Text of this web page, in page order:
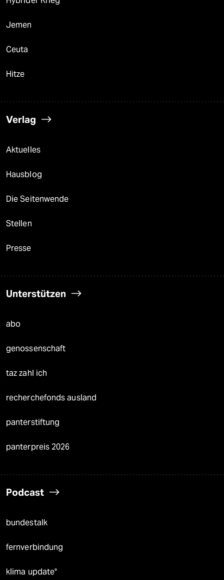
Jemen
Ceuta
Hitze
Verlag
Aktuelles
Hausblog
Die Seitenwende
Stellen
Presse
Unterstützen
abo
genossenschaft
taz zahl ich
recherchefonds ausland
panterstiftung
panterpreis 2026
Podcast
bundestalk
fernverbindung
klima update°